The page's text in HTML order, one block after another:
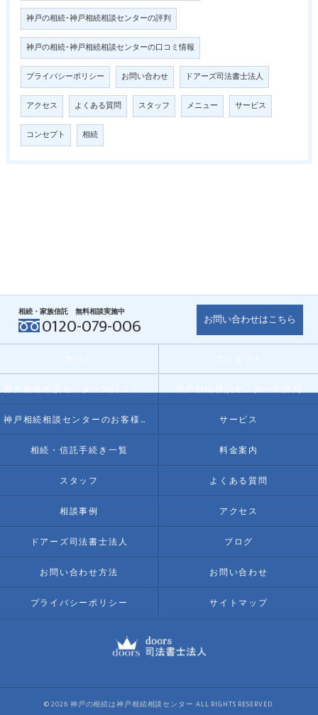
神戸の相続･神戸相続相談センターの評判
神戸の相続･神戸相続相談センターの口コミ情報
プライバシーポリシー お問い合わせ ドアーズ司法書士法人
アクセス よくある質問 スタッフ メニュー サービス
コンセプト 相続
相続・家族信託 無料相談実施中
0120-079-006 お問い合わせはこちら
神戸相続相談センターの口コミ情報 神戸相続相談センターの評判
神戸相続相談センターのお客様の声 サービス
相続・信託手続き一覧 料金案内
スタッフ よくある質問
相談事例 アクセス
ドアーズ司法書士法人 ブログ
お問い合わせ方法 お問い合わせ
プライバシーポリシー サイトマップ
© 2026 神戸の相続は神戸相続相談センター ALL RIGHTS RESERVED.